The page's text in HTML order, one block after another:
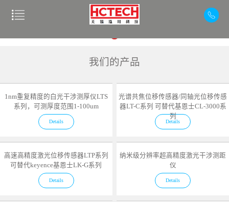
我们的产品
1nm重复精度的白光干涉测厚仪LTS
系列，可测厚度范围1-100um
Details
光谱共焦位移传感器/同轴光位移传感
器LT-C系列 可替代基恩士CL-3000系
列
Details
高速高精度激光位移传感器LTP系列
可替代keyence基恩士LK-G系列
Details
纳米级分辨率超高精度激光干涉测距
仪
Details